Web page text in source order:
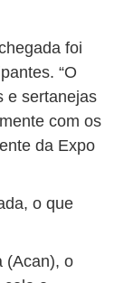
foi
“O
e sertanejas
com os
da Expo
o que
(Acan), o